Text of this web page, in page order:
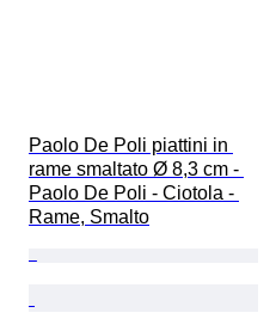
Paolo De Poli piattini in
rame smaltato Ø 8,3 cm -
Paolo De Poli - Ciotola -
Rame, Smalto